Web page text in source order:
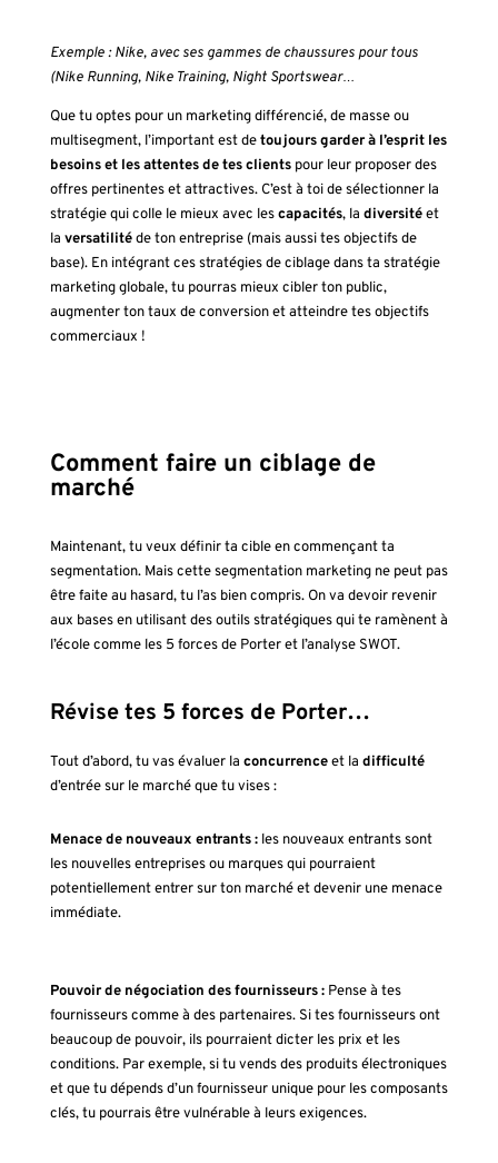
Exemple : Nike, avec ses gammes de chaussures pour tous
(Nike Running, Nike Training, Night Sportswear…
Que tu optes pour un marketing différencié, de masse ou
multisegment, l’important est detoujours garder à l’esprit les
besoins et les attentes de tes clientspour leur proposer des
offres pertinentes et attractives. C’est à toi de sélectionner la
stratégie qui colle le mieux avec lescapacités, la diversitéet
la versatilitéde ton entreprise (mais aussi tes objectifs de
base). En intégrant ces stratégies de ciblage dans ta stratégie
marketing globale, tu pourras mieux cibler ton public,
augmenter ton taux de conversion et atteindre tes objectifs
commerciaux !
Comment faire un ciblage de
marché
Maintenant, tu veux définir ta cible en commençant ta
segmentation. Mais cette segmentation marketing ne peut pas
être faite au hasard, tu l’as bien compris. On va devoir revenir
aux bases en utilisant des outils stratégiques qui te ramènent à
l’école comme les 5 forces de Porter et l’analyse SWOT.
Révise tes 5 forces de Porter…
Tout d’abord, tu vas évaluer la concurrenceet la difficulté
d’entrée sur le marché que tu vises :
Menace de nouveaux entrants :les nouveaux entrants sont
les nouvelles entreprises ou marques qui pourraient
potentiellement entrer sur ton marché et devenir une menace
immédiate.
Pouvoir de négociation des fournisseurs :Pense à tes
fournisseurs comme à des partenaires. Si tes fournisseurs ont
beaucoup de pouvoir, ils pourraient dicter les prix et les
conditions. Par exemple, si tu vends des produits électroniques
et que tu dépends d’un fournisseur unique pour les composants
clés, tu pourrais être vulnérable à leurs exigences.